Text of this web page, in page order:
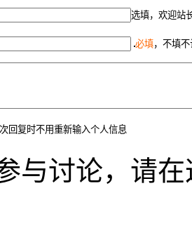
选填，欢迎站
必填，不填
回复时不用重新输入个人信息
与讨论，请在